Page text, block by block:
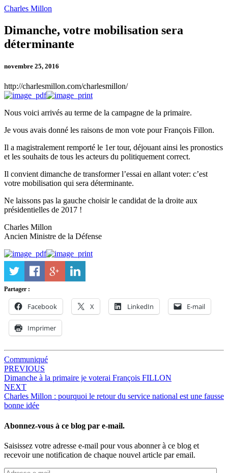
Charles Millon
Dimanche,
votre
mobilisation
déterminante
Dimanche, votre mobilisation sera
déterminante
novembre 25, 2016
http://charlesmillon.com/charlesmillon/
Nous voici arrivés au terme de la campagne de la primaire.
Je vous avais donné les raisons de mon vote pour François Fillon.
Il a magistralement remporté le 1er tour, déjouant ainsi les pronostics
et les souhaits de tous les acteurs du politiquement correct.
Il convient dimanche de transformer l’essai en allant voter: c’est
votre mobilisation qui sera déterminante.
Ne laissons pas la gauche choisir le candidat de la droite aux
présidentielles de 2017 !
Charles Millon
Ancien Ministre de la Défense
Partager :
Facebook X LinkedIn E-mail
Imprimer
Communiqué
Post
navigation
PREVIOUS
Dimanche à la primaire je voterai François FILLON
NEXT
Charles Millon : pourquoi le retour du service national est une fausse
bonne idée
Abonnez-vous à ce blog par e-mail.
Saisissez votre adresse e-mail pour vous abonner à ce blog et
recevoir une notification de chaque nouvel article par email.